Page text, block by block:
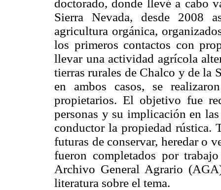
doctorado, donde llevé a cabo
Sierra Nevada, desde 2008
agricultura orgánica,
los primeros contactos con
llevar una actividad agrícola
tierras rurales de Chalco y de la
en ambos casos, se
propietarios. El objetivo fue
personas y su implicación en
conductor la propiedad rústica.
futuras de conservar, heredar o
fueron completados por
Archivo General Agrario
literatura sobre el tema.